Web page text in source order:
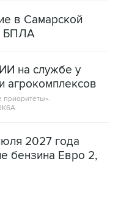
в Самарской
БПЛА
на службе у
агрокомплексов
2027 года
бензина Евро 2,